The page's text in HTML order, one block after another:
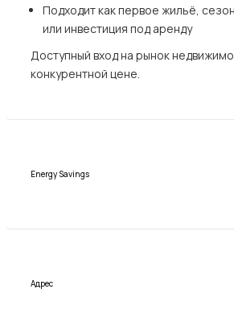
Подходит как первое жильё,
или инвестиция под аренду
Доступный вход на рынок
конкурентной цене.
Energy Savings
Адрес